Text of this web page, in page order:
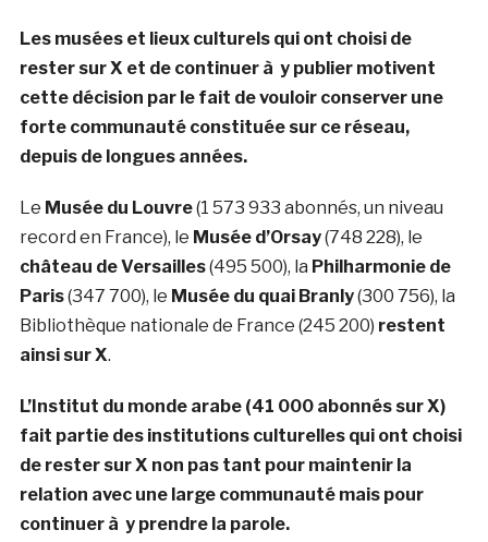
Les musées et lieux culturels qui ont choisi de
rester sur X et de continuer à y publier motivent
cette décision par le fait de vouloir conserver une
forte communauté constituée sur ce réseau,
depuis de longues années.
Le Musée du Louvre(1 573 933 abonnés, un niveau
record en France), le Musée d’Orsay(748 228), le
château de Versailles(495 500), la Philharmonie de
Paris(347 700), le Musée du quai Branly(300 756), la
Bibliothèque nationale de France (245 200) restent
ainsi sur X.
L’Institut du monde arabe (41 000 abonnés sur X)
fait partie des institutions culturelles qui ont choisi
de rester sur X non pas tant pour maintenir la
relation avec une large communauté mais pour
continuer à y prendre la parole.